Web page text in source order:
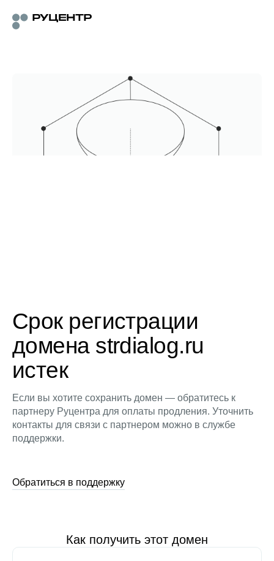
Срок регистрации
домена strdialog.ru
истек
Если вы хотите сохранить домен — обратитесь к
партнеру Руцентра для оплаты продления. Уточнить
контакты для связи с партнером можно в службе
поддержки.
Обратиться в поддержку
Как получить этот домен